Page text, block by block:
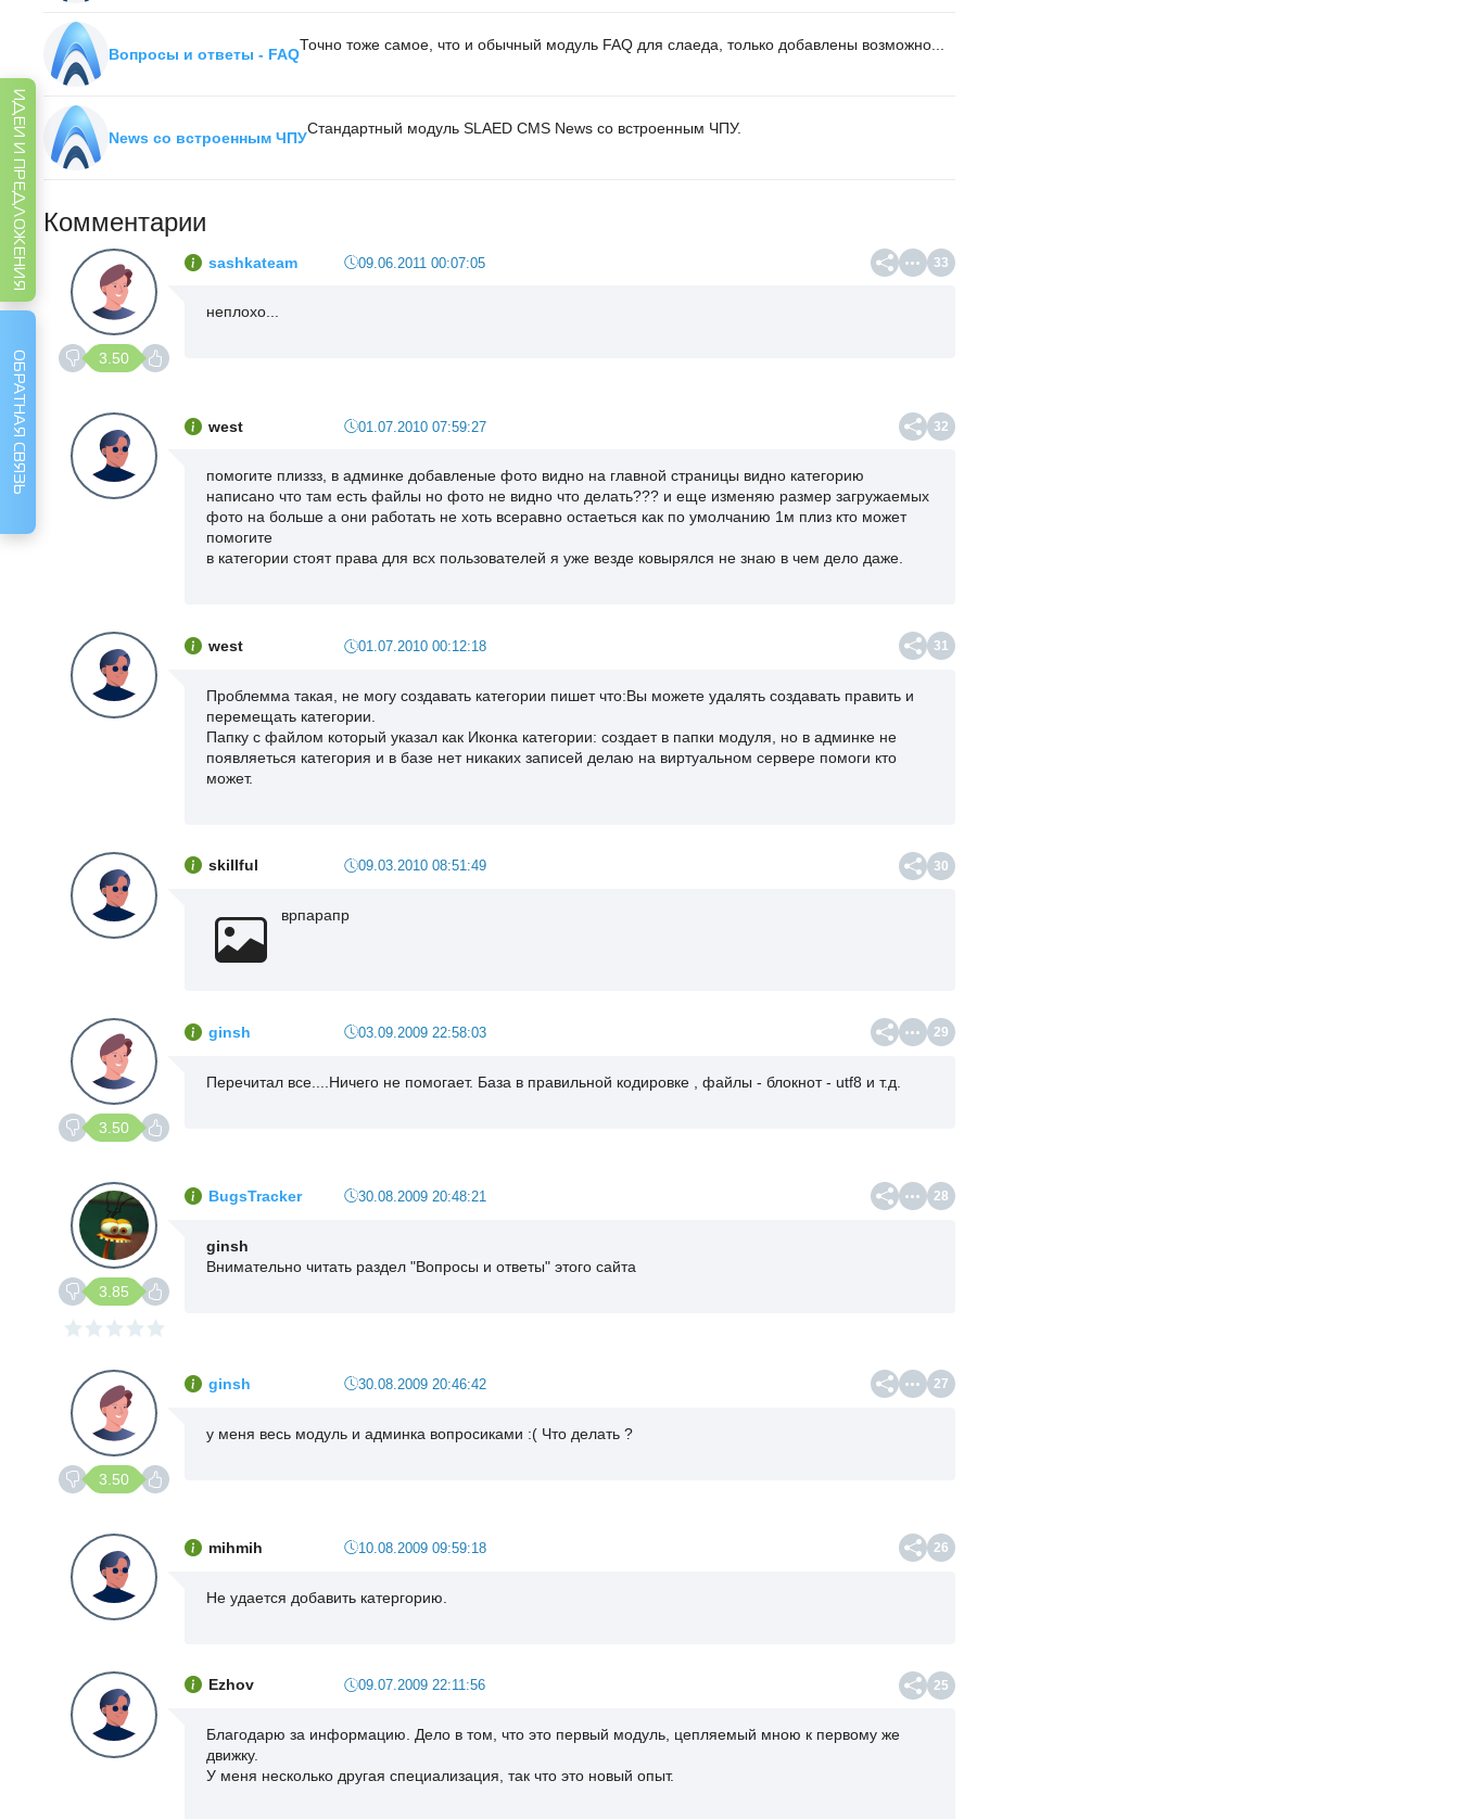
Вопросы и ответы - FAQ
Точно тоже самое, что и обычный модуль FAQ для слаеда, только добавлены возможно...
News со встроенным ЧПУ
Стандартный модуль SLAED CMS News со встроенным ЧПУ.
Комментарии
3.50
sashkateam 09.06.2011 00:07:05 33
неплохо...
west 01.07.2010 07:59:27 32
помогите плиззз, в админке добавленые фото видно на главной страницы видно категорию
написано что там есть файлы но фото не видно что делать??? и еще изменяю размер загружаемых
фото на больше а они работать не хоть всеравно остаеться как по умолчанию 1м плиз кто может
помогите
в категории стоят права для всх пользователей я уже везде ковырялся не знаю в чем дело даже.
west 01.07.2010 00:12:18 31
Проблемма такая, не могу создавать категории пишет что:Вы можете удалять создавать править и
перемещать категории.
Папку с файлом который указал как Иконка категории: создает в папки модуля, но в админке не
появляеться категория и в базе нет никаких записей делаю на виртуальном сервере помоги кто
может.
skillful 09.03.2010 08:51:49 30
врпарапр
3.50
ginsh 03.09.2009 22:58:03 29
Перечитал все....Ничего не помогает. База в правильной кодировке , файлы - блокнот - utf8 и т.д.
3.85
BugsTracker 30.08.2009 20:48:21 28
ginsh
Внимательно читать раздел "Вопросы и ответы" этого сайта
3.50
ginsh 30.08.2009 20:46:42 27
у меня весь модуль и админка вопросиками :( Что делать ?
mihmih 10.08.2009 09:59:18 26
Не удается добавить катергорию.
Ezhov 09.07.2009 22:11:56 25
Благодарю за информацию. Дело в том, что это первый модуль, цепляемый мною к первому же
движку.
У меня несколько другая специализация, так что это новый опыт.
ИДЕИ И ПРЕДЛОЖЕНИЯ
ОБРАТНАЯ СВЯЗЬ